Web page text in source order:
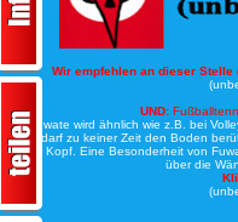
Wir empfehlen an dieser
UND:
Bei Fuwate wird ähnlich wie z.B. bei
Ball darf zu keiner Zeit den Boden
oder Kopf. Eine Besonderheit von
über die